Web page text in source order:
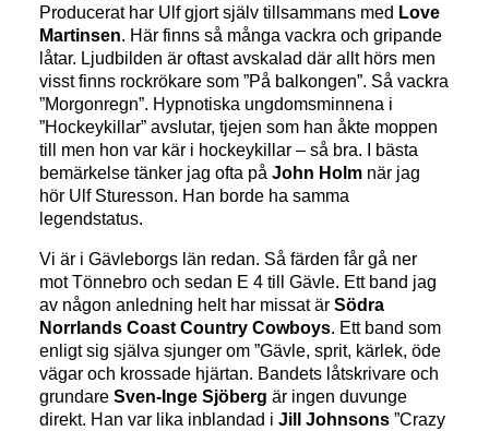
Producerat har Ulf gjort själv tillsammans med Love
Martinsen. Här finns så många vackra och gripande
låtar. Ljudbilden är oftast avskalad där allt hörs men
visst finns rockrökare som ”På balkongen”. Så vackra
”Morgonregn”. Hypnotiska ungdomsminnena i
”Hockeykillar” avslutar, tjejen som han åkte moppen
till men hon var kär i hockeykillar – så bra. I bästa
bemärkelse tänker jag ofta påJohn Holm när jag
hör Ulf Sturesson. Han borde ha samma
legendstatus.
Vi är i Gävleborgs län redan. Så färden får gå ner
mot Tönnebro och sedan E 4 till Gävle. Ett band jag
av någon anledning helt har missat ärSödra
Norrlands Coast Country Cowboys. Ett band som
enligt sig själva sjunger om ”Gävle, sprit, kärlek, öde
vägar och krossade hjärtan. Bandets låtskrivare och
grundareSven-Inge Sjöberg är ingen duvunge
direkt. Han var lika inblandad iJill Johnsons ”Crazy